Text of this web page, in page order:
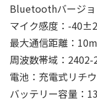
Bluetoothバージ
マイク感度：-
最大通信距離：10m
周波数帯域：2402-
電池：充電式リチ
バッテリー容量：